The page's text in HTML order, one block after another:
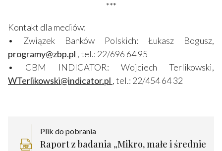
***
Kontakt dla mediów:
• Związek Banków Polskich: Łukasz Bogusz,
programy@zbp.pl , tel.: 22/696 64 95
• CBM INDICATOR: Wojciech Terlikowski,
WTerlikowski@indicator.pl , tel.: 22/454 64 32
Plik do pobrania
Raport z badania „Mikro, małe i średnie